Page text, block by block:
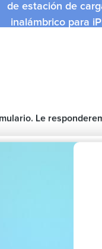
de estación de
inalámbrico para
Le